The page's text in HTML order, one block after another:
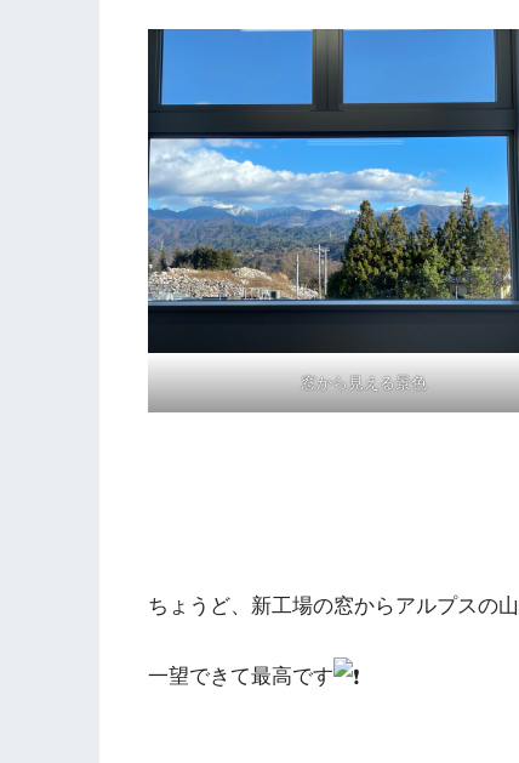
窓から見える景色
ちょうど、新工場の窓からアルプスの
一望できて最高です